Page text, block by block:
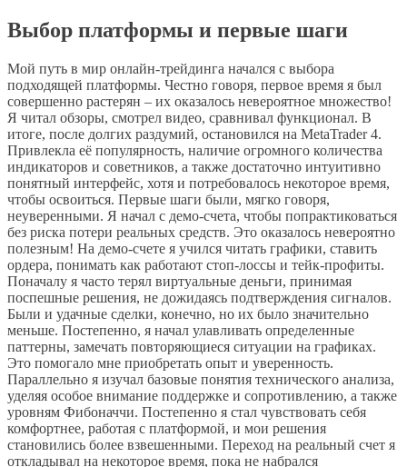
Выбор платформы и первые шаги
Мой путь в мир онлайн-трейдинга начался с выбора
подходящей платформы. Честно говоря, первое время я был
совершенно растерян – их оказалось невероятное множество!
Я читал обзоры, смотрел видео, сравнивал функционал. В
итоге, после долгих раздумий, остановился на MetaTrader 4.
Привлекла её популярность, наличие огромного количества
индикаторов и советников, а также достаточно интуитивно
понятный интерфейс, хотя и потребовалось некоторое время,
чтобы освоиться. Первые шаги были, мягко говоря,
неуверенными. Я начал с демо-счета, чтобы попрактиковаться
без риска потери реальных средств. Это оказалось невероятно
полезным! На демо-счете я учился читать графики, ставить
ордера, понимать как работают стоп-лоссы и тейк-профиты.
Поначалу я часто терял виртуальные деньги, принимая
поспешные решения, не дожидаясь подтверждения сигналов.
Были и удачные сделки, конечно, но их было значительно
меньше. Постепенно, я начал улавливать определенные
паттерны, замечать повторяющиеся ситуации на графиках.
Это помогало мне приобретать опыт и уверенность.
Параллельно я изучал базовые понятия технического анализа,
уделяя особое внимание поддержке и сопротивлению, а также
уровням Фибоначчи. Постепенно я стал чувствовать себя
комфортнее, работая с платформой, и мои решения
становились более взвешенными. Переход на реальный счет я
откладывал на некоторое время, пока не набрался